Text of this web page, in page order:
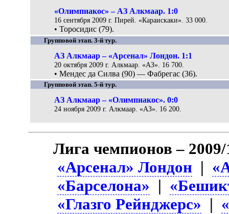
«Олимпиакос» – АЗ Алкмаар. 1:0
16 сентября 2009 г. Пирей. «Караискаки». 33 000.
• Торосидис (79).
Групповой этап. 3-й тур.
АЗ Алкмаар – «Арсенал» Лондон. 1:1
20 октября 2009 г. Алкмаар. «АЗ». 16 700.
• Мендес да Силва (90) — Фабрегас (36).
Групповой этап. 5-й тур.
АЗ Алкмаар – «Олимпиакос». 0:0
24 ноября 2009 г. Алкмаар. «АЗ». 16 200.
Лига чемпионов –
«Арсенал» Лондон |
«Барселона» |
«Глазго Рейнджерс» |